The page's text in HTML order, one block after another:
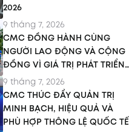
2026
9 tháng 7, 2026
CMC ĐỒNG HÀNH CÙNG
NGƯỜI LAO ĐỘNG VÀ CỘNG
ĐỒNG VÌ GIÁ TRỊ PHÁT TRIỂN
BỀN VỮNG
9 tháng 7, 2026
CMC THÚC ĐẨY QUẢN TRỊ
MINH BẠCH, HIỆU QUẢ VÀ
PHÙ HỢP THÔNG LỆ QUỐC TẾ